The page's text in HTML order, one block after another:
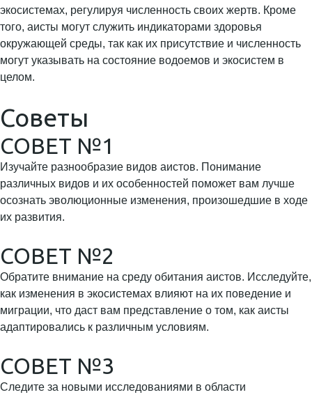
экосистемах, регулируя численность своих жертв. Кроме
того, аисты могут служить индикаторами здоровья
окружающей среды, так как их присутствие и численность
могут указывать на состояние водоемов и экосистем в
целом.
Советы
СОВЕТ №1
Изучайте разнообразие видов аистов. Понимание
различных видов и их особенностей поможет вам лучше
осознать эволюционные изменения, произошедшие в ходе
их развития.
СОВЕТ №2
Обратите внимание на среду обитания аистов. Исследуйте,
как изменения в экосистемах влияют на их поведение и
миграции, что даст вам представление о том, как аисты
адаптировались к различным условиям.
СОВЕТ №3
Следите за новыми исследованиями в области